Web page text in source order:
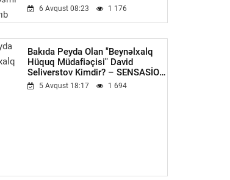
6 Avqust 08:23 1 176
Bakıda Peyda Olan "beynəlxalq
Hüquq Müdafiəçisi" David
Seliverstov Kimdir? – SENSASİON
Detallar
5 Avqust 18:17 1 694